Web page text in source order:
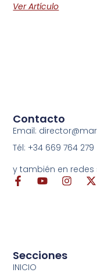
Ver Artículo
Secciones
INICIO
Contacto
Email:
Tél: +34 669 764 279
y también en redes